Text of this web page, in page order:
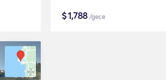
$1,788/gece